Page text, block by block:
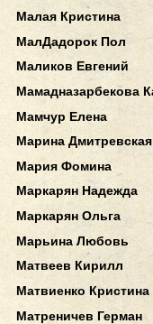
Малая Кристина
МалДадорок Пол
Маликов Евгений
Мамадназарбекова
Мамчур Елена
Марина Дмитревская
Мария Фомина
Маркарян Надежда
Маркарян Ольга
Марьина Любовь
Матвеев Кирилл
Матвиенко Кристина
Матреничев Герман